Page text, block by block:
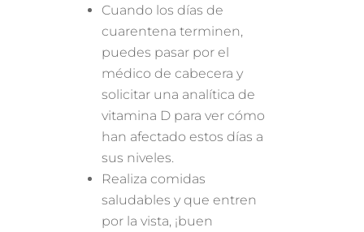
Cuando los días de
cuarentena terminen,
puedes pasar por el
médico de cabecera y
solicitar una analítica de
vitamina D para ver cómo
han afectado estos días a
sus niveles.
Realiza comidas
saludables y que entren
por la vista, ¡buen